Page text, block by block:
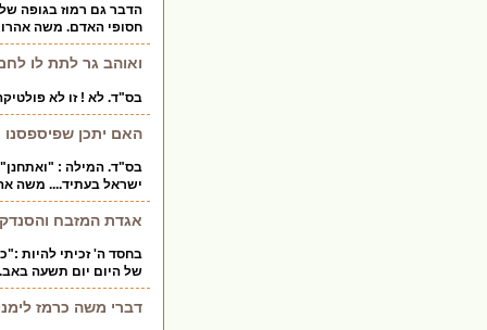
הדבר גם רמוז בגופה
חסופי האדם. משה
ואוהב גר לתת לו
בס"ד. לא ! זו לא
האם יתכן
בס"ד. המילה :
ישראל בעתיד.... משה
אגדת המזבח
בחסד ה' זכיתי להיות
של היום יום תשעה באב.
דברי משה כרמז